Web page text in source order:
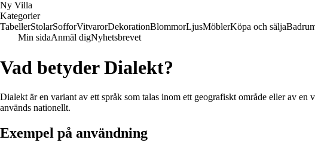
Ny Villa
Kategorier
TabellerStolarSofforVitvarorDekorationBlommorLjusMöblerKöpa och sälja
Min sidaAnmäl digNyhetsbrevet
Vad betyder Dialekt?
Dialekt är en variant av ett språk som talas inom ett geografiskt område eller av
används nationellt.
Exempel på användning